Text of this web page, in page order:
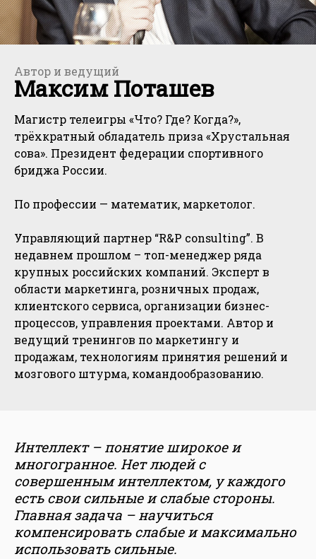
Автор и ведущий
Максим Поташев
Магистр телеигры «Что? Где? Когда?»,
трёхкратный обладатель приза «Хрустальная
сова». Президент федерации спортивного
бриджа России.
По профессии — математик, маркетолог.
Управляющий партнер “R&P consulting”. В
недавнем прошлом – топ-менеджер ряда
крупных российских компаний. Эксперт в
области маркетинга, розничных продаж,
клиентского сервиса, организации бизнес-
процессов, управления проектами. Автор и
ведущий тренингов по маркетингу и
продажам, технологиям принятия решений и
мозгового штурма, командообразованию.
Интеллект – понятие широкое и
многогранное. Нет людей с
совершенным интеллектом, у каждого
есть свои сильные и слабые стороны.
Главная задача – научиться
компенсировать слабые и максимально
использовать сильные.